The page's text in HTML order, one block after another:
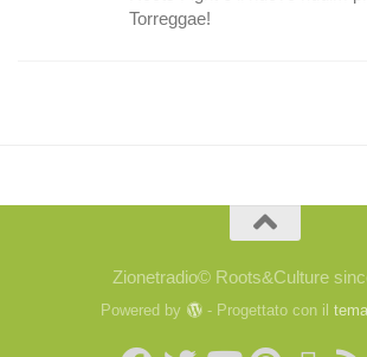
Torreggae!
Zionetradio© Roots&Culture
Powered by - Progettato con il